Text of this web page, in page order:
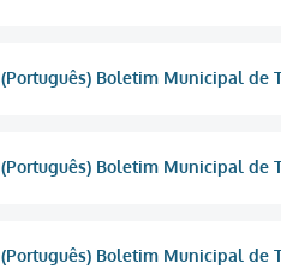
(Português) Boletim Municipal de
(Português) Boletim Municipal de
(Português) Boletim Municipal de